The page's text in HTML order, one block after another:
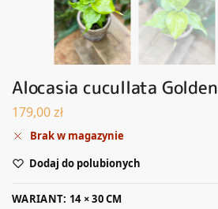
Alocasia cucullata Golden
179,00zł
Brak w magazynie
Dodaj do polubionych
WARIANT: 14 × 30 CM